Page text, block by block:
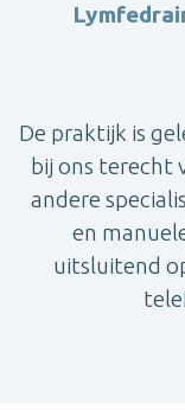
De praktijk is
bij ons terecht
andere
en
uitsluitend